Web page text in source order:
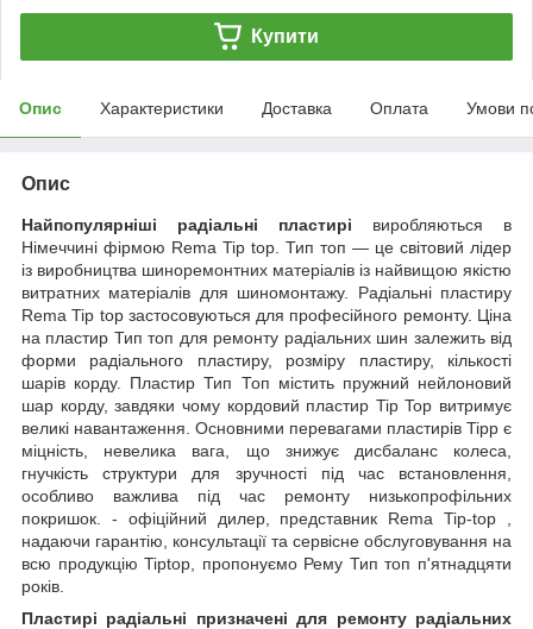
Купити
Опис Характеристики Доставка Оплата Умови
Опис
Найпопулярніші радіальні пластирі виробляються в
Німеччині фірмою Rema Tip top. Тип топ — це світовий лідер
із виробництва шиноремонтних матеріалів із найвищою якістю
витратних матеріалів для шиномонтажу. Радіальні пластиру
Rema Tip top застосовуються для професійного ремонту. Ціна
на пластир Тип топ для ремонту радіальних шин залежить від
форми радіального пластиру, розміру пластиру, кількості
шарів корду. Пластир Тип Топ містить пружний нейлоновий
шар корду, завдяки чому кордовий пластир Tip Top витримує
великі навантаження. Основними перевагами пластирів Tipp є
міцність, невелика вага, що знижує дисбаланс колеса,
гнучкість структури для зручності під час встановлення,
особливо важлива під час ремонту низькопрофільних
покришок. - офіційний дилер, представник Rema Tip-top ,
надаючи гарантію, консультації та сервісне обслуговування на
всю продукцію Tiptop, пропонуємо Рему Тип топ п'ятнадцяти
років.
Пластирі радіальні призначені для ремонту радіальних